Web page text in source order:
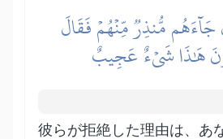
مُّنذِرٞ مِّنۡهُمۡ فَقَالَ
هَٰذَا شَيۡءٌ عَجِيبٌ
彼らが拒絶した理由は、あ